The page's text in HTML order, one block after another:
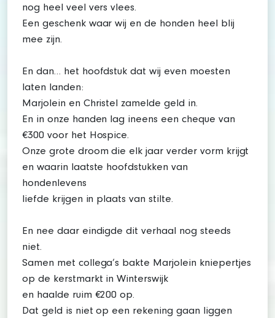
nog heel veel vers vlees.
Een geschenk waar wij en de honden heel blij
mee zijn.
En dan… het hoofdstuk dat wij even moesten
laten landen:
Marjolein en Christel zamelde geld in.
En in onze handen lag ineens een cheque van
€300 voor het Hospice.
Onze grote droom die elk jaar verder vorm krijgt
en waarin laatste hoofdstukken van
hondenlevens
liefde krijgen in plaats van stilte.
En nee daar eindigde dit verhaal nog steeds
niet.
Samen met collega’s bakte Marjolein kniepertjes
op de kerstmarkt in Winterswijk
en haalde ruim €200 op.
Dat geld is niet op een rekening gaan liggen